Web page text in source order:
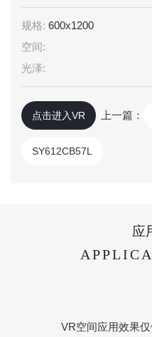
规格: 600x1200
空间:
光泽:
点击进入VR 上一篇：
SY612CB57L
应
VR空间应用效果